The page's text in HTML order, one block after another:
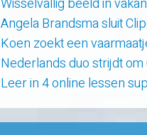
Wisselvallig beeld in
Angela Brandsma sluit
Koen zoekt een
Nederlands duo strijdt
Leer in 4 online lessen